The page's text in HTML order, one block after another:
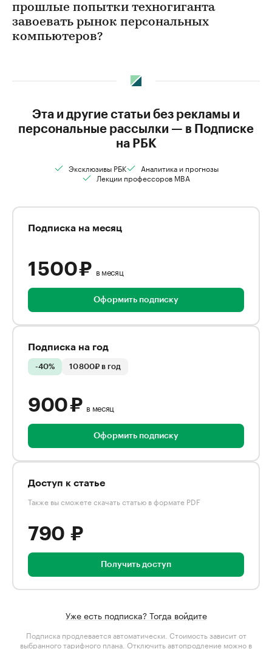
прошлые попытки техногиганта
завоевать рынок персональных
компьютеров?
Эта и другие статьи без рекламы и
персональные рассылки — в Подписке
на РБК
Эксклюзивы РБК
Аналитика и прогнозы
Лекции профессоров MBA
Подписка на месяц
1 500 ₽ в месяц
Оформить подписку
Подписка на год
-40% 10 800₽ в год
900 ₽ в месяц
Оформить подписку
Доступ к статье
Также вы сможете скачать статью в формате PDF
790 ₽
Получить доступ
Уже есть подписка? Тогда войдите
Подписка продлевается автоматически. Стоимость зависит от
выбранного тарифного плана . Отключить автопродление можно в